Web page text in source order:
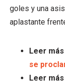
goles y una
aplastante
Leer
se
Leer